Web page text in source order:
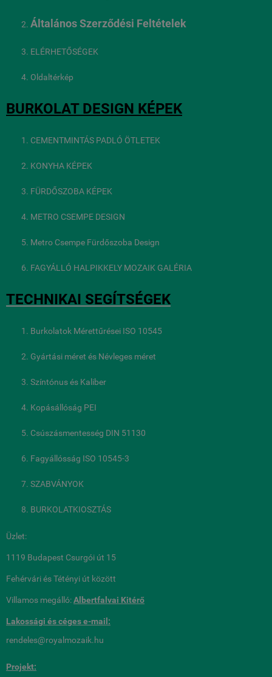
Általános Szerződési Feltételek
ELÉRHETŐSÉGEK
Oldaltérkép
BURKOLAT DESIGN KÉPEK
CEMENTMINTÁS PADLÓ ÖTLETEK
KONYHA KÉPEK
FÜRDŐSZOBA KÉPEK
METRO CSEMPE DESIGN
Metro Csempe Fürdőszoba Design
FAGYÁLLÓ HALPIKKELY MOZAIK GALÉRIA
TECHNIKAI SEGÍTSÉGEK
Burkolatok Mérettűrései ISO 10545
Gyártási méret és Névleges méret
Színtónus és Kaliber
Kopásállóság PEI
Csúszásmentesség DIN 51130
Fagyállósság ISO 10545-3
SZABVÁNYOK
BURKOLATKIOSZTÁS
Üzlet:
1119 Budapest Csurgói út 15
Fehérvári és Tétényi út között
Villamos megálló:Albertfalvai Kitérő
Lakossági és cégese-mail:
rendeles@royalmozaik.hu
Projekt: